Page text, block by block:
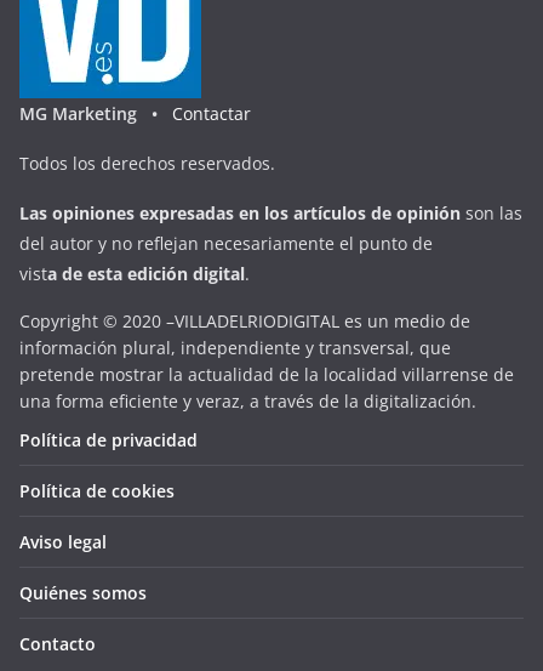
MG Marketing • Contactar
Todos los derechos reservados.
Las opiniones expresadas en los artículos de opinión son las
del autor y no reflejan necesariamente el punto de
vista de esta edición digital.
Copyright © 2020 –VILLADELRIODIGITAL es un medio de
información plural, independiente y transversal, que
pretende mostrar la actualidad de la localidad villarrense de
una forma eficiente y veraz, a través de la digitalización.
Política de privacidad
Política de cookies
Aviso legal
Quiénes somos
Contacto